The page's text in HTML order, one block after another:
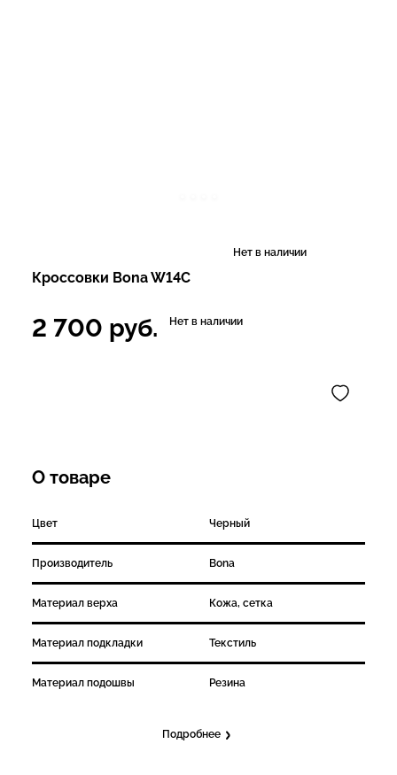
Нет в наличии
Кроссовки Bona W14C
2 700 руб. Нет в наличии
О товаре
Цвет Черный
Производитель Bona
Материал верха Кожа, сетка
Материал подкладки Текстиль
Материал подошвы Резина
Подробнее